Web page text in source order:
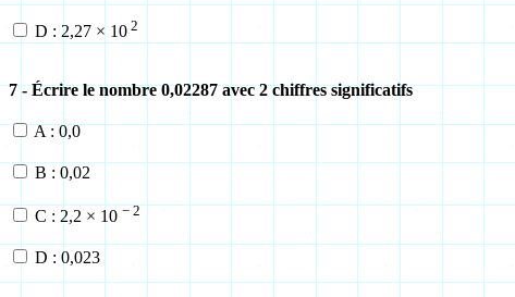
D : 2,27 × 10 2
7 - Écrire le nombre 0,02287 avec 2 chiffres significatifs
A : 0,0
B : 0,02
C : 2,2 × 10 − 2
D : 0,023